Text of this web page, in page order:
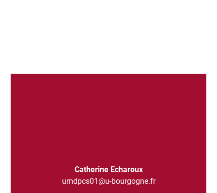
Catherine Echaroux
umdpcs01@u-bourgogne.fr